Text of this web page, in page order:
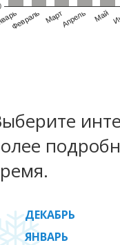
Февраль МартАпрель Май
ДЕКАБРЬ
ЯНВАРЬ